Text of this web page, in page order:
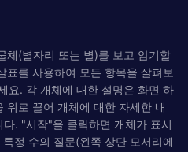
체(별자리 또는 별)를 보고 암기할
표를 사용하여 모든 항목을 살펴보
요. 각 개체에 대한 설명은 화면 하
위로 끌어 개체에 대한 자세한 내
. "시작"을 클릭하면 개체가 표시
정 수의 질문(왼쪽 상단 모서리에